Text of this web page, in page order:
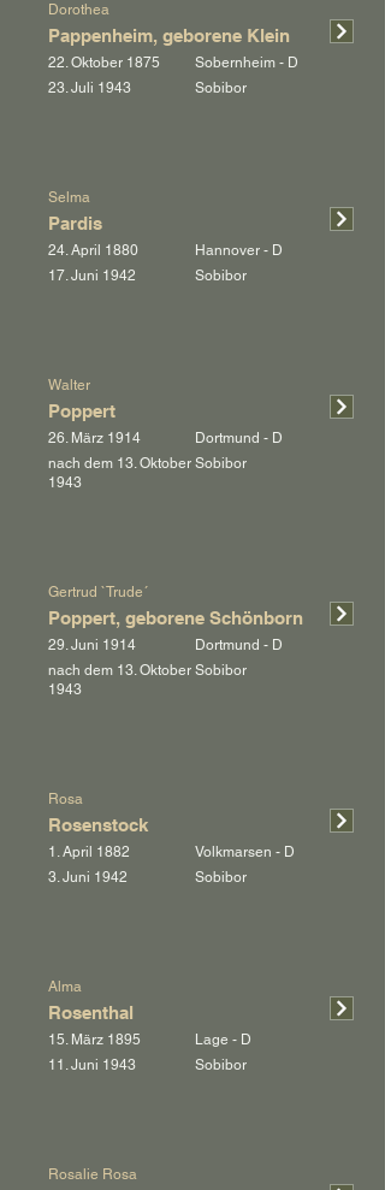
Dorothea
Pappenheim, geborene Klein
22. Oktober 1875
Sobernheim - D
23. Juli 1943
Sobibor
Selma
Pardis
24. April 1880
Hannover - D
17. Juni 1942
Sobibor
Walter
Poppert
26. März 1914
Dortmund - D
nach dem 13. Oktober
1943
Sobibor
Gertrud `Trude´
Poppert, geborene Schönborn
29. Juni 1914
Dortmund - D
nach dem 13. Oktober
1943
Sobibor
Rosa
Rosenstock
1. April 1882
Volkmarsen - D
3. Juni 1942
Sobibor
Alma
Rosenthal
15. März 1895
Lage - D
11. Juni 1943
Sobibor
Rosalie Rosa